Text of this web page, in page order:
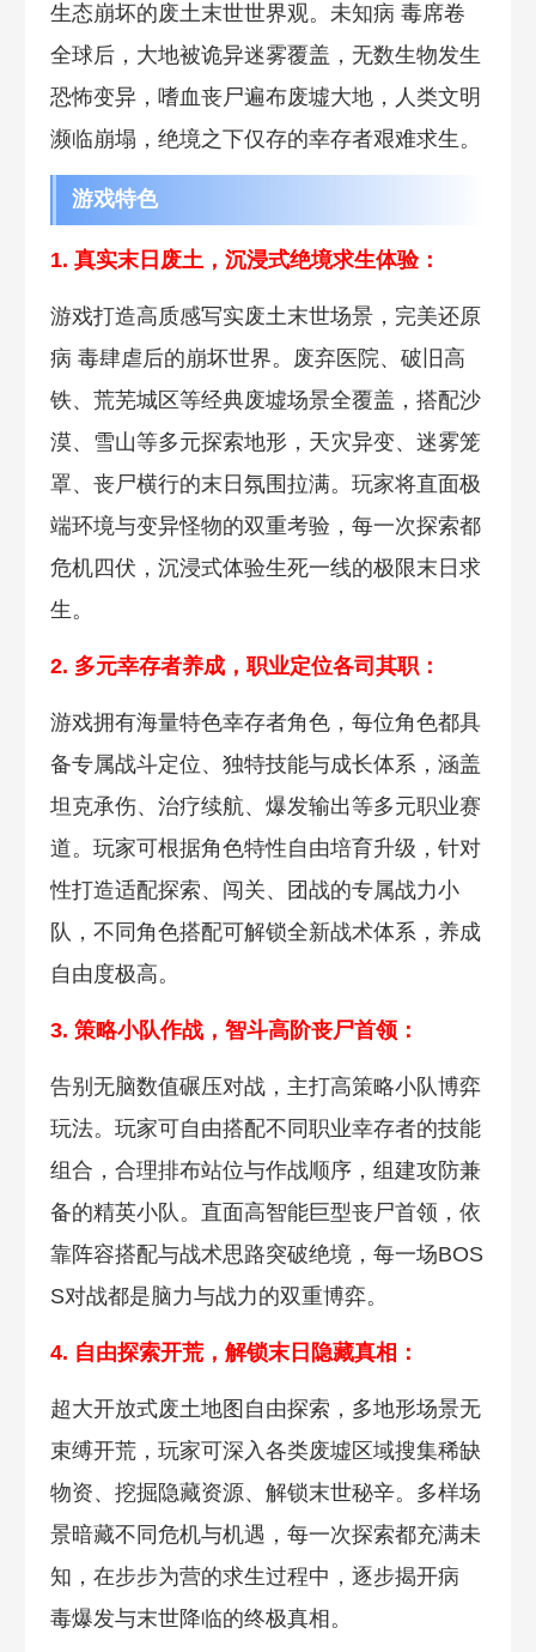
生态崩坏的废土末世世界观。未知病 毒席卷
全球后，大地被诡异迷雾覆盖，无数生物发生
恐怖变异，嗜血丧尸遍布废墟大地，人类文明
濒临崩塌，绝境之下仅存的幸存者艰难求生。
游戏特色
1. 真实末日废土，沉浸式绝境求生体验：
游戏打造高质感写实废土末世场景，完美还原
病 毒肆虐后的崩坏世界。废弃医院、破旧高
铁、荒芜城区等经典废墟场景全覆盖，搭配沙
漠、雪山等多元探索地形，天灾异变、迷雾笼
罩、丧尸横行的末日氛围拉满。玩家将直面极
端环境与变异怪物的双重考验，每一次探索都
危机四伏，沉浸式体验生死一线的极限末日求
生。
2. 多元幸存者养成，职业定位各司其职：
游戏拥有海量特色幸存者角色，每位角色都具
备专属战斗定位、独特技能与成长体系，涵盖
坦克承伤、治疗续航、爆发输出等多元职业赛
道。玩家可根据角色特性自由培育升级，针对
性打造适配探索、闯关、团战的专属战力小
队，不同角色搭配可解锁全新战术体系，养成
自由度极高。
3. 策略小队作战，智斗高阶丧尸首领：
告别无脑数值碾压对战，主打高策略小队博弈
玩法。玩家可自由搭配不同职业幸存者的技能
组合，合理排布站位与作战顺序，组建攻防兼
备的精英小队。直面高智能巨型丧尸首领，依
靠阵容搭配与战术思路突破绝境，每一场BOS
S对战都是脑力与战力的双重博弈。
4. 自由探索开荒，解锁末日隐藏真相：
超大开放式废土地图自由探索，多地形场景无
束缚开荒，玩家可深入各类废墟区域搜集稀缺
物资、挖掘隐藏资源、解锁末世秘辛。多样场
景暗藏不同危机与机遇，每一次探索都充满未
知，在步步为营的求生过程中，逐步揭开病
毒爆发与末世降临的终极真相。